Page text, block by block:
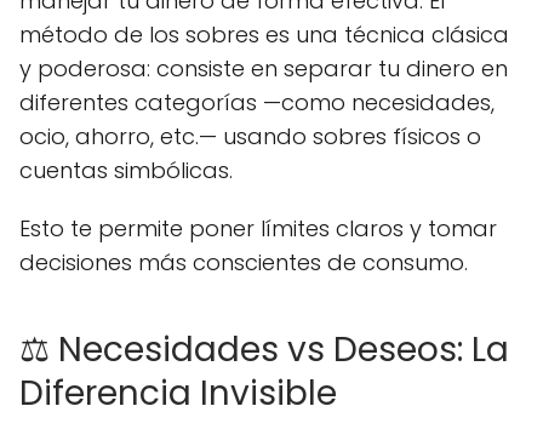
método de los sobres es una técnica clásica
y poderosa: consiste en separar tu dinero en
diferentes categorías —como necesidades,
ocio, ahorro, etc.— usando sobres físicos o
cuentas simbólicas.
Esto te permite poner límites claros y tomar
decisiones más conscientes de consumo.
⚖️ Necesidades vs Deseos: La
Diferencia Invisible